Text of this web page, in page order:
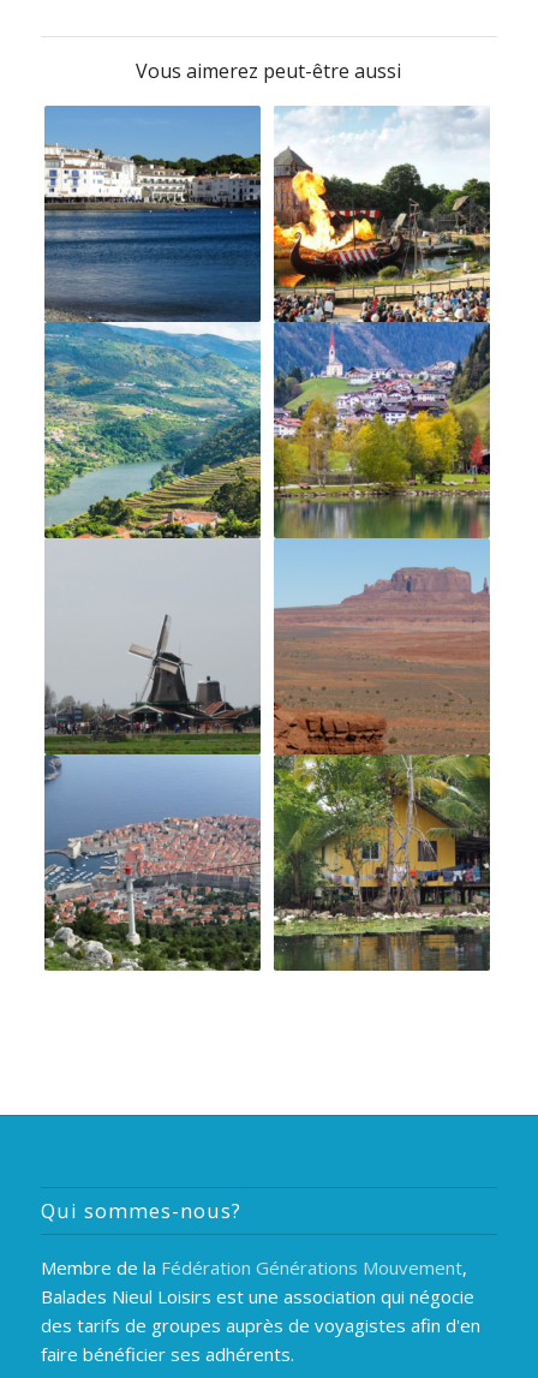
Vous aimerez peut-être aussi
Qui sommes-nous?
Membre de la Fédération Générations Mouvement,
Balades Nieul Loisirs est une association qui négocie
des tarifs de groupes auprès de voyagistes afin d'en
faire bénéficier ses adhérents.